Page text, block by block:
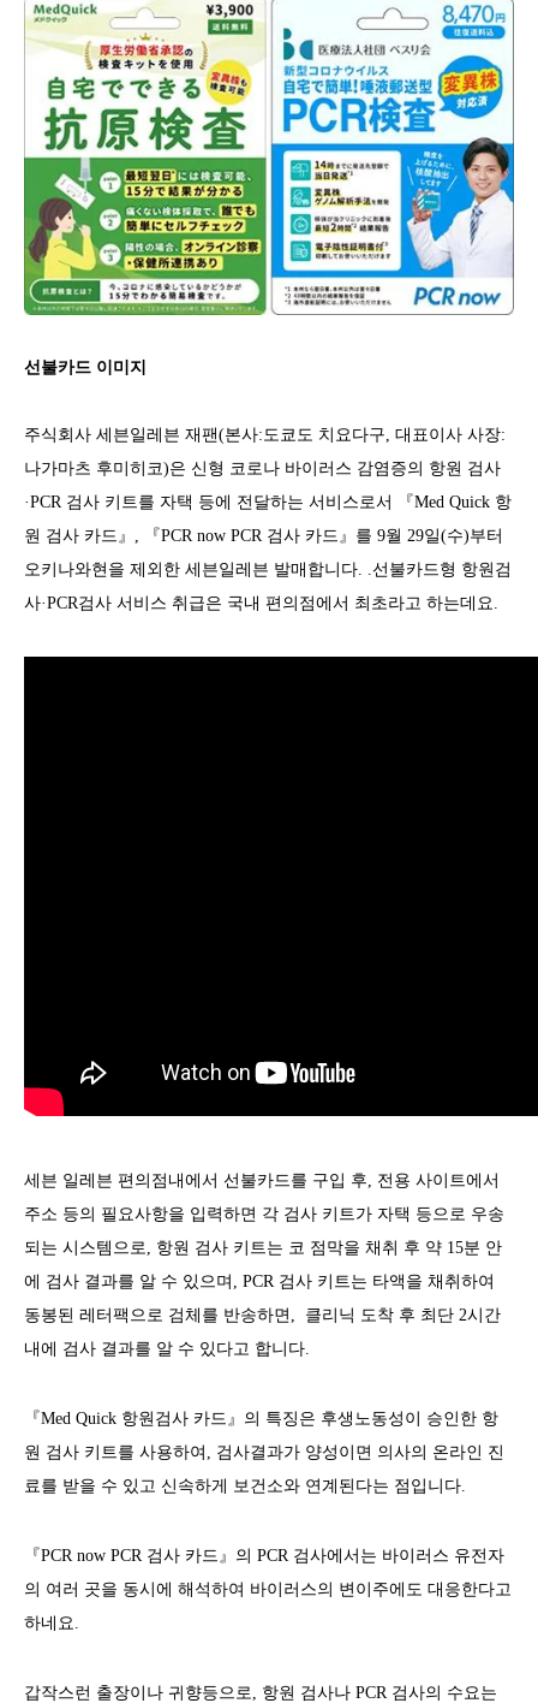
선불카드 이미지
주식회사 세븐일레븐 재팬(본사:도쿄도 치요다구, 대표이사 사장:
나가마츠 후미히코)은 신형 코로나 바이러스 감염증의 항원 검사
·PCR 검사 키트를 자택 등에 전달하는 서비스로서 『Med Quick 항
원 검사 카드』, 『PCR now PCR 검사 카드』를 9월 29일(수)부터
오키나와현을 제외한 세븐일레븐 발매합니다. .선불카드형 항원검
사·PCR검사 서비스 취급은 국내 편의점에서 최초라고 하는데요.
세븐 일레븐 편의점내에서 선불카드를 구입 후, 전용 사이트에서
주소 등의 필요사항을 입력하면 각 검사 키트가 자택 등으로 우송
되는 시스템으로, 항원 검사 키트는 코 점막을 채취 후 약 15분 안
에 검사 결과를 알 수 있으며, PCR 검사 키트는 타액을 채취하여
동봉된 레터팩으로 검체를 반송하면, 클리닉 도착 후 최단 2시간
내에 검사 결과를 알 수 있다고 합니다.
『Med Quick 항원검사 카드』의 특징은 후생노동성이 승인한 항
원 검사 키트를 사용하여, 검사결과가 양성이면 의사의 온라인 진
료를 받을 수 있고 신속하게 보건소와 연계된다는 점입니다.
『PCR now PCR 검사 카드』의 PCR 검사에서는 바이러스 유전자
의 여러 곳을 동시에 해석하여 바이러스의 변이주에도 대응한다고
하네요.
갑작스런 출장이나 귀향등으로, 항원 검사나 PCR 검사의 수요는